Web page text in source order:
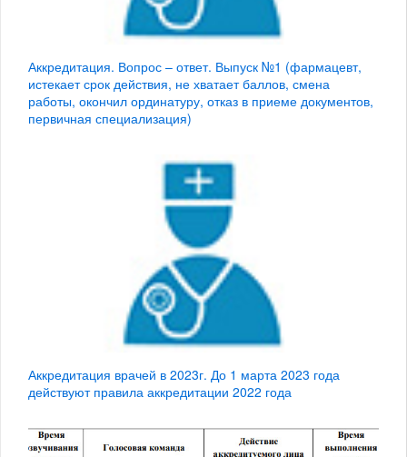
Аккредитация. Вопрос – ответ. Выпуск №1 (фармацевт,
истекает срок действия, не хватает баллов, смена
работы, окончил ординатуру, отказ в приеме документов,
первичная специализация)
Аккредитация врачей в 2023г. До 1 марта 2023 года
действуют правила аккредитации 2022 года